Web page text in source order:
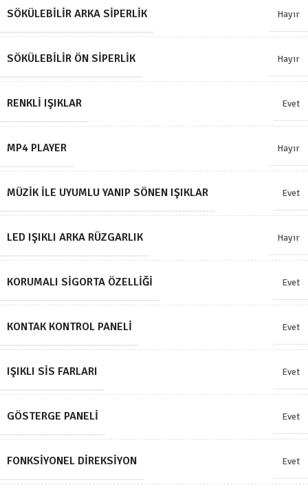
SÖKÜLEBILIR ARKA SIPERLIK Hayır
SÖKÜLEBILIR ÖN SIPERLIK Hayır
RENKLI IŞIKLAR Evet
MP4 PLAYER Hayır
MÜZIK ILE UYUMLU YANIP SÖNEN IŞIKLAR Evet
LED IŞIKLI ARKA RÜZGARLIK Hayır
KORUMALI SIGORTA ÖZELLIĞI Evet
KONTAK KONTROL PANELI Evet
IŞIKLI SIS FARLARI Evet
GÖSTERGE PANELI Evet
FONKSIYONEL DIREKSIYON Evet